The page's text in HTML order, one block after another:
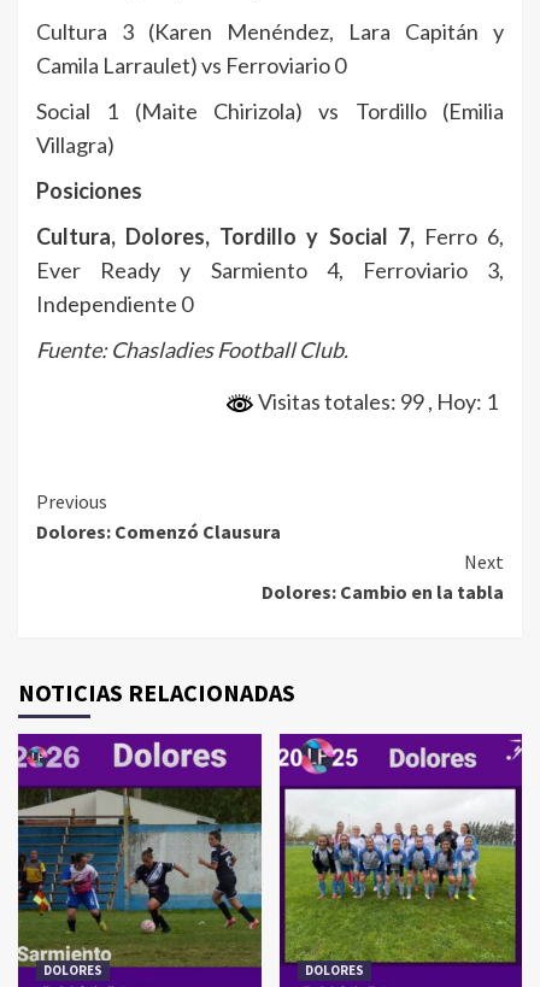
Cultura 3 (Karen Menéndez, Lara Capitán y
Camila Larraulet) vs Ferroviario 0
Social 1 (Maite Chirizola) vs Tordillo (Emilia
Villagra)
Posiciones
Cultura, Dolores, Tordillo y Social 7, Ferro 6,
Ever Ready y Sarmiento 4, Ferroviario 3,
Independiente 0
Fuente: Chasladies Football Club.
Visitas totales: 99, Hoy: 1
Continue
Reading
Previous
Dolores: Comenzó Clausura
Next
Dolores: Cambio en la tabla
NOTICIAS RELACIONADAS
DOLORES DOLORES